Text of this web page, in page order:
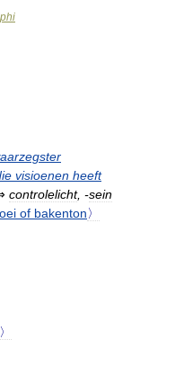
visioenen heeft
controlelicht, -sein
of bakenton〉
〉